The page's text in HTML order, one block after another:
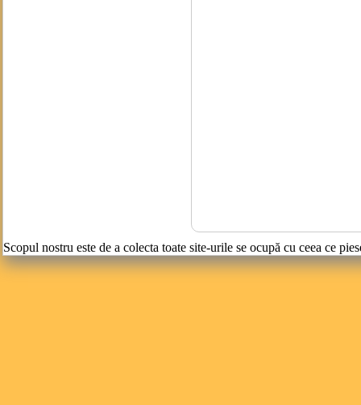
Scopul nostru este de a colecta toate site-urile se ocupă cu ceea ce